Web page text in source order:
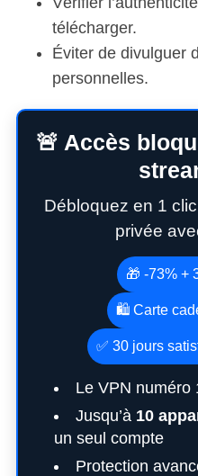
télécharger.
Éviter de divulguer
personnelles.
🚨 Accès
Débloquez en 1
privée
🎁 -73% +
🛍️ Carte
✅ 30 jours
Le VPN numéro
Jusqu’à 10
un seul compte
Protection